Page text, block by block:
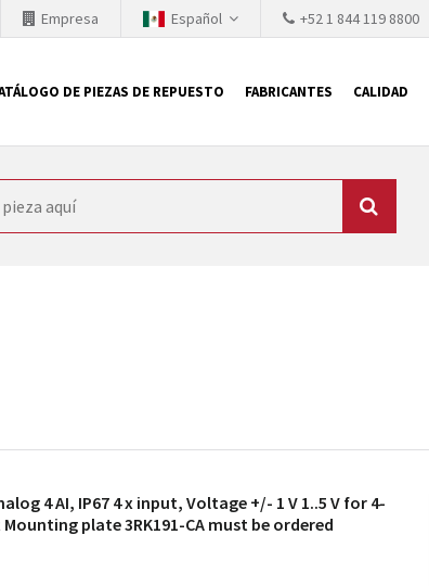
+52 1 844 119 8800
Español
Empresa
DE PIEZAS DE REPUESTO FABRICANTES CALIDAD
4 AI, IP67 4 x input, Voltage +/- 1 V 1..5 V for 4-
plate 3RK191-CA must be ordered